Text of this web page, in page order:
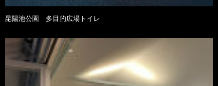
昆陽池公園 多目的広場トイレ